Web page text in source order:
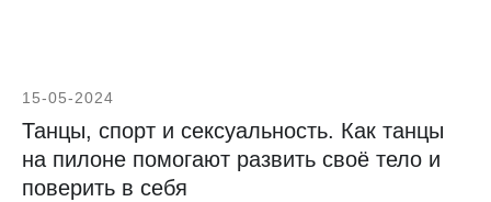
15-05-2024
Танцы, спорт и сексуальность. Как танцы
на пилоне помогают развить своё тело и
поверить в себя